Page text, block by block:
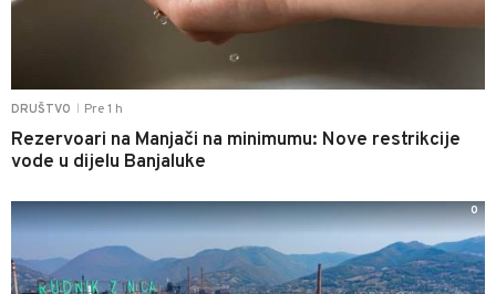
DRUŠTVO Pre 1 h
Rezervoari na Manjači na minimumu: Nove restrikcije
vode u dijelu Banjaluke
0